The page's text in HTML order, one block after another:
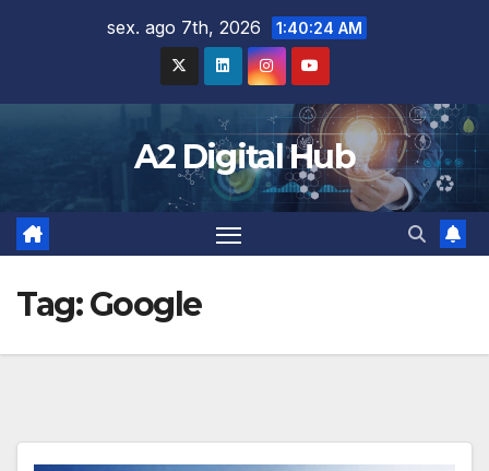
sex. ago 7th, 2026 1:40:25 AM
A2 Digital Hub
Tag:Google